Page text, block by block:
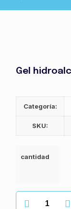
Gel
Categoría:
SKU:
cantidad
Gel
hidroalcoholico